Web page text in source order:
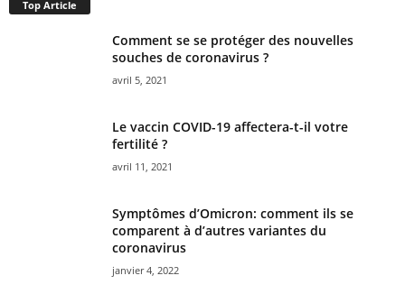
Top Article
Comment se se protéger des nouvelles
souches de coronavirus ?
avril 5, 2021
Le vaccin COVID-19 affectera-t-il votre
fertilité ?
avril 11, 2021
Symptômes d’Omicron: comment ils se
comparent à d’autres variantes du
coronavirus
janvier 4, 2022